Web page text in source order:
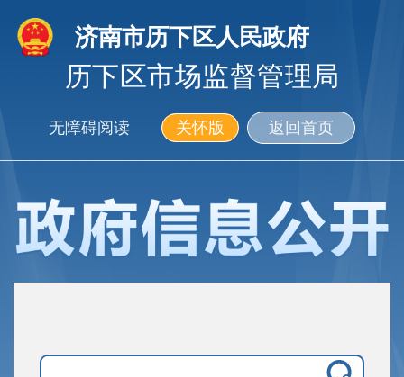
济南市历下区人民政府
历下区市场监督管理局
无障碍阅读 关怀版 返回首页